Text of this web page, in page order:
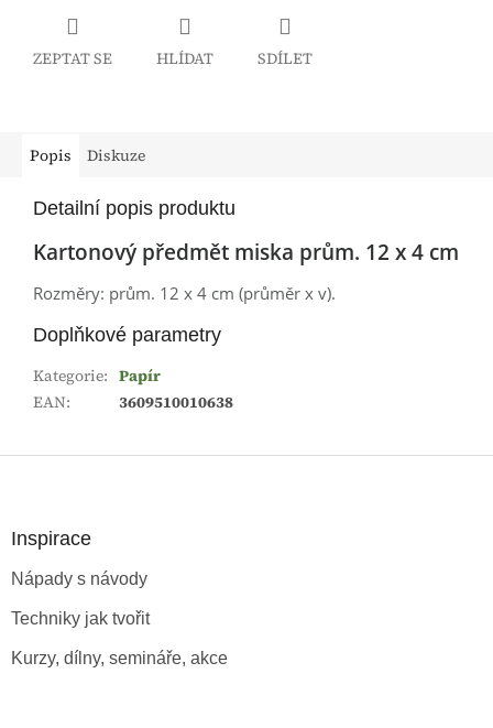
ZEPTAT SE HLÍDAT SDÍLET
Popis Diskuze
Detailní popis produktu
Kartonový předmět miska prům. 12 x 4 cm
Rozměry: prům. 12 x 4 cm (průměr x v).
Doplňkové parametry
Kategorie: Papír
EAN: 3609510010638
Inspirace
Nápady s návody
Techniky jak tvořit
Kurzy, dílny, semináře, akce